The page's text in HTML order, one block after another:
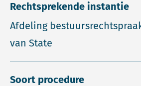
Rechtsprekende instantie
Afdeling
van State
Soort procedure